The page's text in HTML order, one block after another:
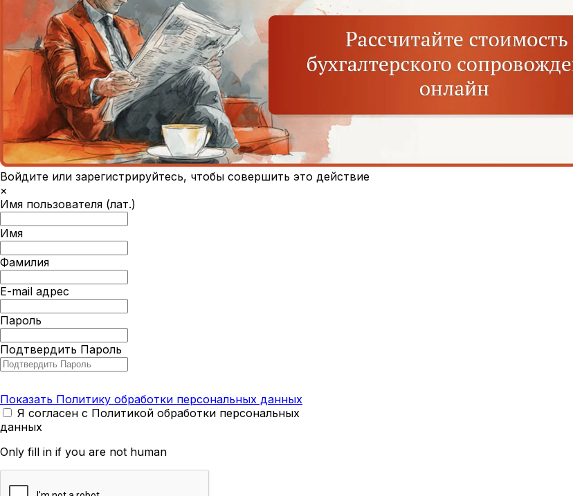
Войдите или зарегистрируйтесь, чтобы совершить это действие
×
Имя пользователя (лат.)
Имя
Фамилия
E-mail адрес
Пароль
Подтвердить Пароль
Показать Политику обработки персональных данных
Я согласен с Политикой обработки персональных
данных
Only fill in if you are not human